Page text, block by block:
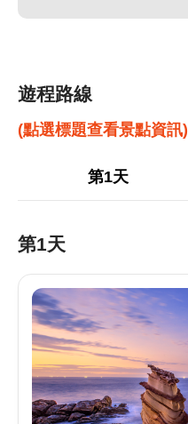
遊程路線
(點選標題查看景點資訊)
第1天
第1天